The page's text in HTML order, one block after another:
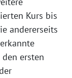
Kurs bis
andererseits
ersten